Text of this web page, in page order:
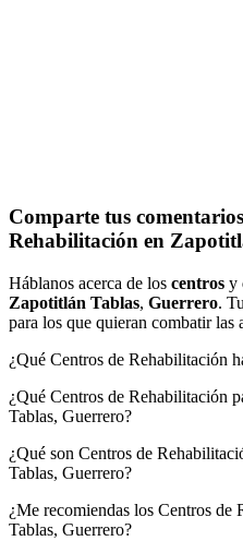
Comparte tus
Rehabilitación en
Háblanos acerca de los centros y
Zapotitlán Tablas, Guerrero.
para los que quieran combatir las
¿Qué Centros de Rehabilitación
¿Qué Centros de Rehabilitación
Tablas, Guerrero?
¿Qué son Centros de
Tablas, Guerrero?
¿Me recomiendas los Centros
Tablas, Guerrero?